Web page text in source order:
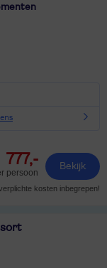
777,-
persoon
Bekijk
kosten inbegrepen!